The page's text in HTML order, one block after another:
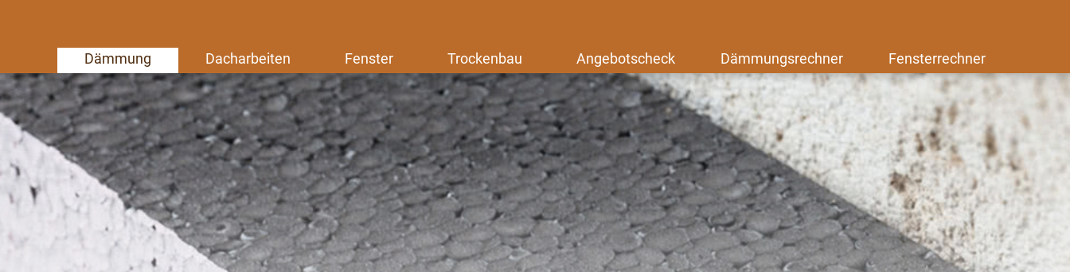
Dämmung Dacharbeiten Fenster Trockenbau Angebotscheck Dämmungsrechner Fensterrechner